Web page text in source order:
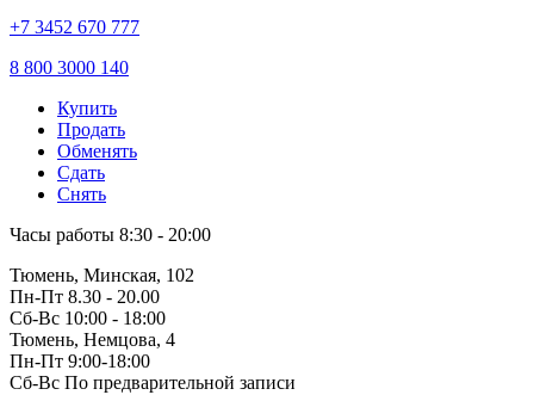
+7 3452 670 777
8 800 3000 140
Купить
Продать
Обменять
Сдать
Снять
Часы работы 8:30 - 20:00
Тюмень, Минская, 102
Пн-Пт 8.30 - 20.00
Сб-Вс 10:00 - 18:00
Тюмень, Немцова, 4
Пн-Пт 9:00-18:00
Сб-Вс По предварительной записи